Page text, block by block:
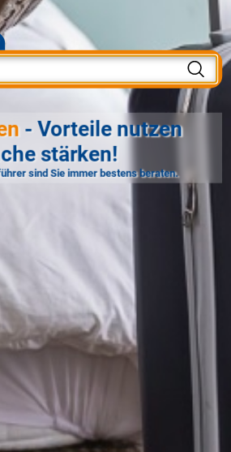
- Vorteile nutzen
stärken!
sind Sie immer bestens beraten.